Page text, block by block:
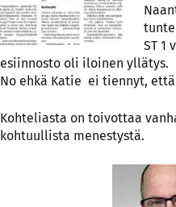
ST 1
esiinnosto oli iloinen yllätys.
No ehkä Katie ei tiennyt,
Kohteliasta on toivottaa
kohtuullista menestystä.